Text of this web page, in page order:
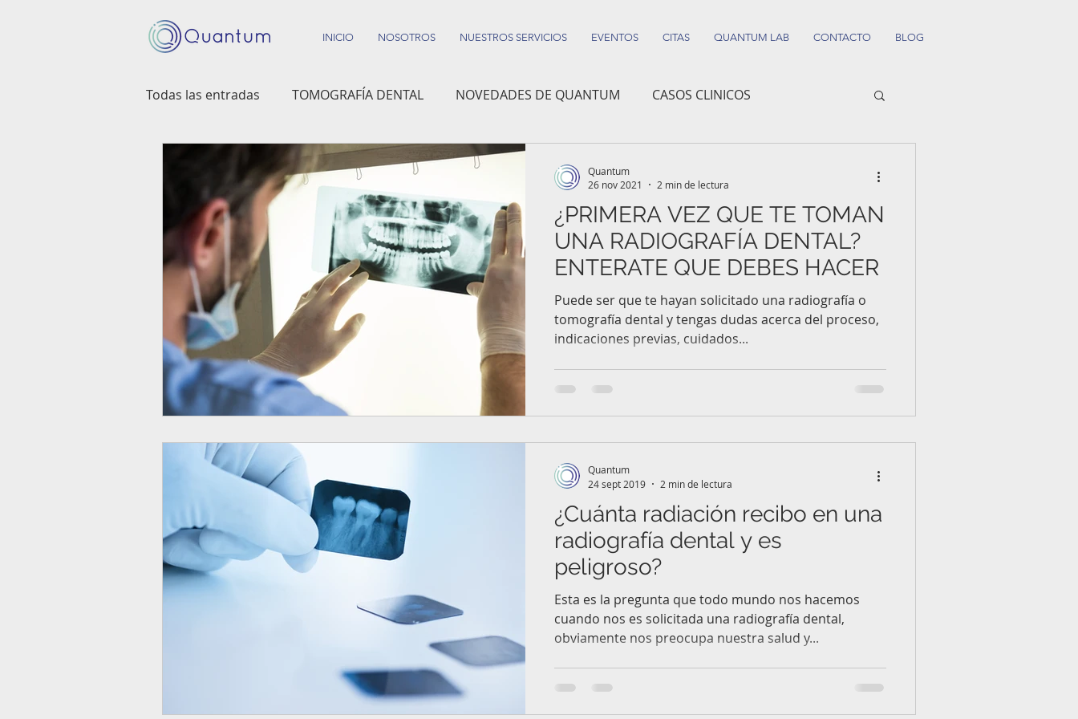
INICIO NOSOTROS NUESTROS SERVICIOS EVENTOS CITAS QUANTUM LAB CONTACTO BLOG
Todas las entradas TOMOGRAFÍA DENTAL NOVEDADES DE QUANTUM CASOS CLINICOS
COMUNIDAD DENTAL INFORMACIÓN PARA PACIENTES
¿PRIMERA VEZ QUE TE TOMAN
UNA RADIOGRAFÍA DENTAL?
ENTERATE QUE DEBES HACER
Puede ser que te hayan solicitado una radiografía o
tomografía dental y tengas dudas acerca del proceso,
indicaciones previas, cuidados...
Quantum
26 nov 2021
2 min de lectura
¿Cuánta radiación recibo en una
radiografía dental y es
peligroso?
Esta es la pregunta que todo mundo nos hacemos
cuando nos es solicitada una radiografía dental,
obviamente nos preocupa nuestra salud y...
Quantum
24 sept 2019
2 min de lectura